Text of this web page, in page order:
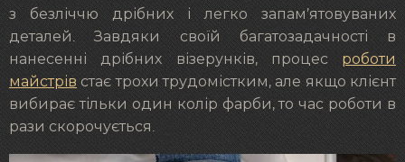
з безліччю дрібних і легко запам’ятовуваних
деталей. Завдяки своїй багатозадачності в
нанесенні дрібних візерунків, процес роботи
майстрів стає трохи трудомістким, але якщо клієнт
вибирає тільки один колір фарби, то час роботи в
рази скорочується.